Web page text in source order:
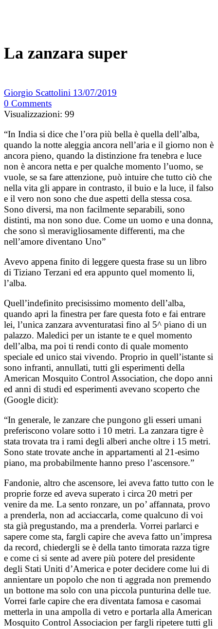
La zanzara super
Giorgio Scattolini 13/07/2019
0 Comments
Visualizzazioni: 99
“In India si dice che l’ora più bella è quella dell’alba,
quando la notte aleggia ancora nell’aria e il giorno non è
ancora pieno, quando la distinzione fra tenebra e luce
non è ancora netta e per qualche momento l’uomo, se
vuole, se sa fare attenzione, può intuire che tutto ciò che
nella vita gli appare in contrasto, il buio e la luce, il falso
e il vero non sono che due aspetti della stessa cosa.
Sono diversi, ma non facilmente separabili, sono
distinti, ma non sono due. Come un uomo e una donna,
che sono sì meravigliosamente differenti, ma che
nell’amore diventano Uno”
Avevo appena finito di leggere questa frase su un libro
di Tiziano Terzani ed era appunto quel momento li,
l’alba.
Quell’indefinito precisissimo momento dell’alba,
quando apri la finestra per fare questa foto e fai entrare
lei, l’unica zanzara avventuratasi fino al 5^ piano di un
palazzo. Maledici per un istante te e quel momento
dell’alba, ma poi ti rendi conto di quale momento
speciale ed unico stai vivendo. Proprio in quell’istante si
sono infranti, annullati, tutti gli esperimenti della
American Mosquito Control Association, che dopo anni
ed anni di studi ed esperimenti avevano scoperto che
(Google dicit):
“In generale, le zanzare che pungono gli esseri umani
preferiscono volare sotto i 10 metri. La zanzara tigre è
stata trovata tra i rami degli alberi anche oltre i 15 metri.
Sono state trovate anche in appartamenti al 21-esimo
piano, ma probabilmente hanno preso l’ascensore.”
Fandonie, altro che ascensore, lei aveva fatto tutto con le
proprie forze ed aveva superato i circa 20 metri per
venire da me. La sento ronzare, un po’ affannata, provo
a prenderla, non ad acciaccarla, come qualcuno di voi
sta già pregustando, ma a prenderla. Vorrei parlarci e
sapere come sta, fargli capire che aveva fatto un’impresa
da record, chiedergli se è della tanto timorata razza tigre
e come ci si sente ad avere più potere del presidente
degli Stati Uniti d’America e poter decidere come lui di
annientare un popolo che non ti aggrada non premendo
un bottone ma solo con una piccola punturina delle tue.
Vorrei farle capire che era diventata famosa e casomai
metterla in una ampolla di vetro e portarla alla American
Mosquito Control Associacion per fargli ripetere tutti gli